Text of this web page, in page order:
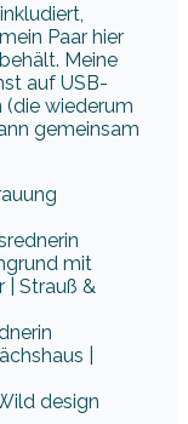
Paar hier
Meine
auf USB-
(die wiederum
gemeinsam
design